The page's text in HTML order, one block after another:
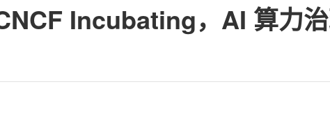
投资
能源
马来
Incubating，AI 算力